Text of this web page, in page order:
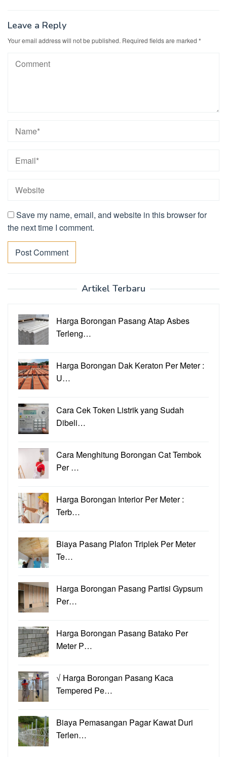
Leave a Reply
Your email address will not be published. Required fields are marked *
Save my name, email, and website in this browser for
the next time I comment.
Artikel Terbaru
Harga Borongan Pasang Atap Asbes
Terleng…
Harga Borongan Dak Keraton Per Meter :
U…
Cara Cek Token Listrik yang Sudah
Dibeli…
Cara Menghitung Borongan Cat Tembok
Per …
Harga Borongan Interior Per Meter :
Terb…
Biaya Pasang Plafon Triplek Per Meter
Te…
Harga Borongan Pasang Partisi Gypsum
Per…
Harga Borongan Pasang Batako Per
Meter P…
√ Harga Borongan Pasang Kaca
Tempered Pe…
Biaya Pemasangan Pagar Kawat Duri
Terlen…